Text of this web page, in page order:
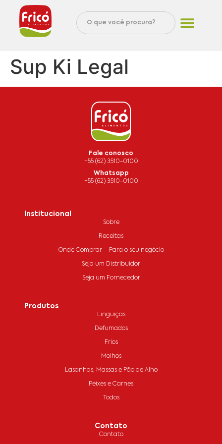
Sup Ki Legal
Fale conosco
+55 (62) 3510-0100
Whatsapp
+55 (62) 3510-0100
Institucional
Sobre
Receitas
Onde Comprar – Para o seu negócio
Seja um Distribuidor
Seja um Fornecedor
Produtos
Linguiças
Defumados
Frios
Molhos
Lasanhas, Massas e Pão de Alho
Peixes e Carnes
Todos
Contato
Contato